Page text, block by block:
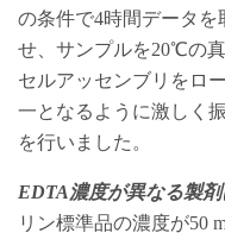
の条件で4時間データを
せ、サンプルを20℃の
セルアッセンブリをロ
一となるように激しく
を行いました。
EDTA濃度が異なる製
リン標準品の濃度が50